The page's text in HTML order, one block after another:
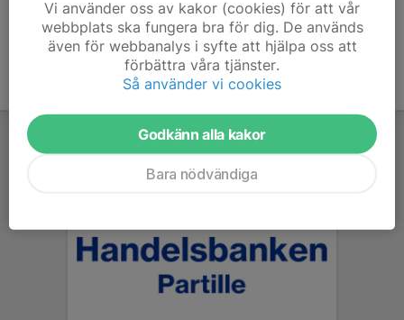
Vi använder oss av kakor (cookies) för att vår
webbplats ska fungera bra för dig. De används
även för webbanalys i syfte att hjälpa oss att
förbättra våra tjänster.
Så använder vi cookies
Godkänn alla kakor
Bara nödvändiga